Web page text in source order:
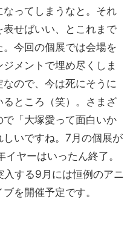
ってしまうなと。それ
せばいい、とこれまで
今回の個展では会場を
メントで埋め尽くしま
ので、今は死にそうに
ところ（笑）。さまざ
「大塚愛って面白いか
いですね。7月の個展が
ヤーはいったん終了。
する9月には恒例のアニ
を開催予定です。